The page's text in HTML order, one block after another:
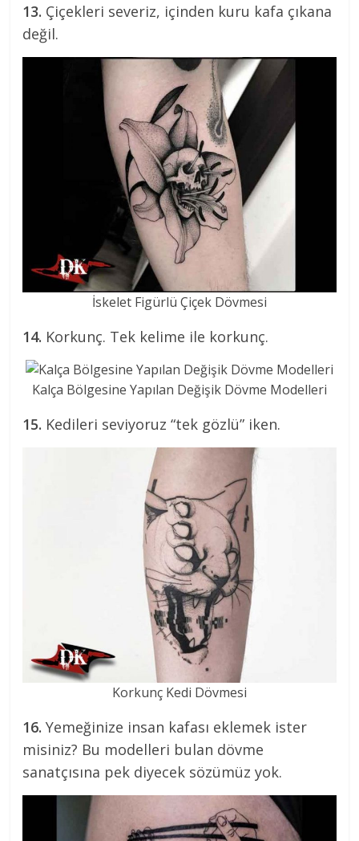
13. Çiçekleri severiz, içinden kuru kafa çıkana
değil.
İskelet Figürlü Çiçek Dövmesi
14. Korkunç. Tek kelime ile korkunç.
Kalça Bölgesine Yapılan Değişik Dövme Modelleri
15. Kedileri seviyoruz “tek gözlü” iken.
Korkunç Kedi Dövmesi
16. Yemeğinize insan kafası eklemek ister
misiniz? Bu modelleri bulan dövme
sanatçısına pek diyecek sözümüz yok.